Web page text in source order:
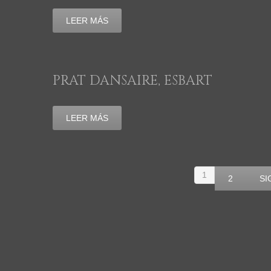
LEER MÁS
PRAT DANSAIRE, ESBART
LEER MÁS
1 2